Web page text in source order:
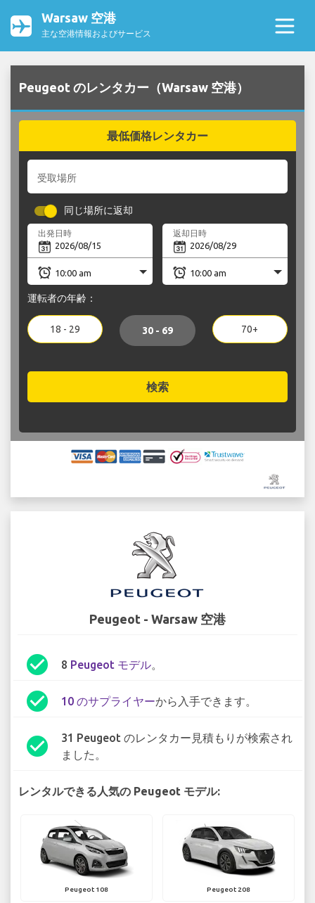
Warsaw 空港
主な空港情報およびサービス
Peugeot のレンタカー（Warsaw 空港）
最低価格レンタカー
受取場所
同じ場所に返却
出発日時 返却日時
運転者の年齢：
18 - 29 30 - 69 70+
検索
Peugeot - Warsaw 空港
check_circle 8 Peugeot モデル。
check_circle 10 のサプライヤーから入手できます。
check_circle
31 Peugeot のレンタカー見積もりが検索され
ました。
レンタルできる人気の Peugeot モデル:
Peugeot 108 Peugeot 208